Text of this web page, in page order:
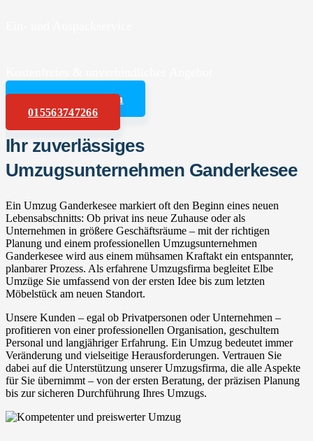
Angebot anfordern
015563747266
Ihr zuverlässiges
Umzugsunternehmen Ganderkesee
Ein Umzug Ganderkesee markiert oft den Beginn eines neuen
Lebensabschnitts: Ob privat ins neue Zuhause oder als
Unternehmen in größere Geschäftsräume – mit der richtigen
Planung und einem professionellen Umzugsunternehmen
Ganderkesee wird aus einem mühsamen Kraftakt ein entspannter,
planbarer Prozess. Als erfahrene Umzugsfirma begleitet Elbe
Umzüge Sie umfassend von der ersten Idee bis zum letzten
Möbelstück am neuen Standort.
Unsere Kunden – egal ob Privatpersonen oder Unternehmen –
profitieren von einer professionellen Organisation, geschultem
Personal und langjähriger Erfahrung. Ein Umzug bedeutet immer
Veränderung und vielseitige Herausforderungen. Vertrauen Sie
dabei auf die Unterstützung unserer Umzugsfirma, die alle Aspekte
für Sie übernimmt – von der ersten Beratung, der präzisen Planung
bis zur sicheren Durchführung Ihres Umzugs.